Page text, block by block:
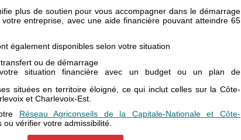
plus de soutien pour vous accompagner dans le démarrage
entreprise, avec une aide financière pouvant atteindre 65
également disponibles selon votre situation
ou de démarrage
situation financière avec un budget ou un plan de
situées en territoire éloigné, ce qui inclut celles sur la Côte-
et Charlevoix-Est.
Réseau Agriconseils de la Capitale-Nationale et Côte-
ou vérifier votre admissibilité.